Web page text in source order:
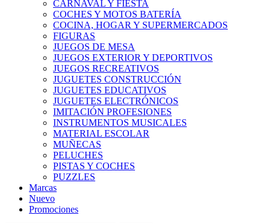
CARNAVAL Y FIESTA
COCHES Y MOTOS BATERÍA
COCINA, HOGAR Y SUPERMERCADOS
FIGURAS
JUEGOS DE MESA
JUEGOS EXTERIOR Y DEPORTIVOS
JUEGOS RECREATIVOS
JUGUETES CONSTRUCCIÓN
JUGUETES EDUCATIVOS
JUGUETES ELECTRÓNICOS
IMITACIÓN PROFESIONES
INSTRUMENTOS MUSICALES
MATERIAL ESCOLAR
MUÑECAS
PELUCHES
PISTAS Y COCHES
PUZZLES
Marcas
Nuevo
Promociones